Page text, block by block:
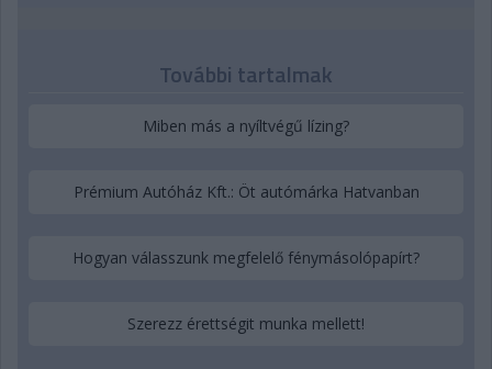
További tartalmak
Miben más a nyíltvégű lízing?
Prémium Autóház Kft.: Öt autómárka Hatvanban
Hogyan válasszunk megfelelő fénymásolópapírt?
Szerezz érettségit munka mellett!